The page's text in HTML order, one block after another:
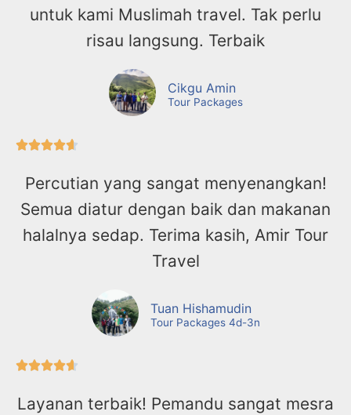
untuk kami Muslimah travel. Tak perlu
risau langsung. Terbaik
Cikgu Amin
Tour Packages

Percutian yang sangat menyenangkan!
Semua diatur dengan baik dan makanan
halalnya sedap. Terima kasih, Amir Tour
Travel
Tuan Hishamudin
Tour Packages 4d-3n

Layanan terbaik! Pemandu sangat mesra